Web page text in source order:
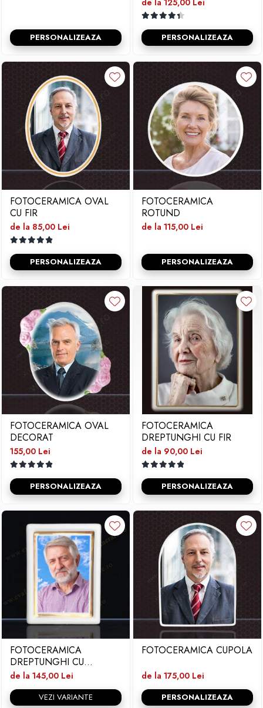
PERSONALIZEAZA PERSONALIZEAZA
FOTOCERAMICA OVAL
CU FIR
de la 85,00 Lei
PERSONALIZEAZA
FOTOCERAMICA
ROTUND
de la 115,00 Lei
PERSONALIZEAZA
FOTOCERAMICA OVAL
DECORAT
155,00 Lei
PERSONALIZEAZA
FOTOCERAMICA
DREPTUNGHI CU FIR
de la 90,00 Lei
PERSONALIZEAZA
FOTOCERAMICA
DREPTUNGHI CU
BORDURA SI FIR
de la 145,00 Lei
VEZI VARIANTE
FOTOCERAMICA CUPOLA
de la 175,00 Lei
PERSONALIZEAZA